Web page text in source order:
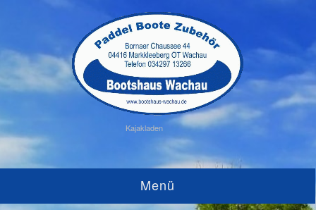
Kajakladen
Menü